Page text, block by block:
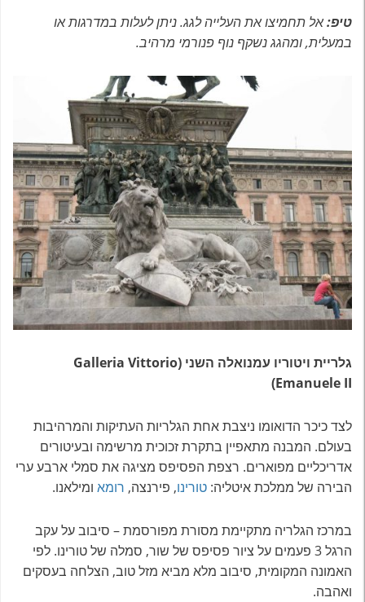
טיפ:אל תחמיצו את העלייה לגג. ניתן לעלות במדרגות או
במעלית, ומהגג נשקף נוף פנורמי מרהיב.
גלריית ויטוריו עמנואלה השני (Galleria Vittorio
Emanuele II)
לצד כיכר הדואומו ניצבת אחת הגלריות העתיקות והמרהיבות
בעולם. המבנה מתאפיין בתקרת זכוכית מרשימה ובעיטורים
אדריכליים מפוארים. רצפת הפסיפס מציגה את סמלי ארבע ערי
הבירה של ממלכת איטליה: טורינו, פירנצה, רומא ומילאנו.
במרכז הגלריה מתקיימת מסורת מפורסמת – סיבוב על עקב
הרגל 3 פעמים על ציור פסיפס של שור, סמלה של טורינו. לפי
האמונה המקומית, סיבוב מלא מביא מזל טוב, הצלחה בעסקים
ואהבה.